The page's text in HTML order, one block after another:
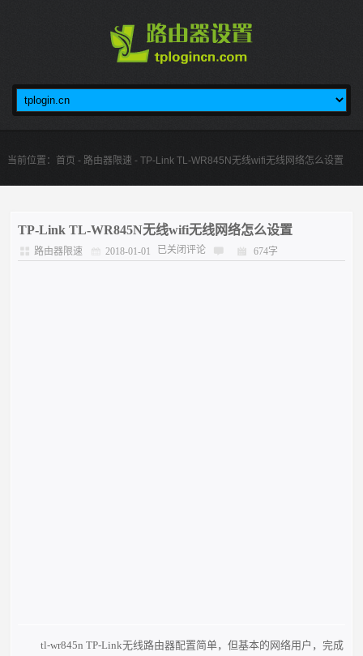
当前位置： 首页 - 路由器限速 - TP-Link TL-WR845N无线wifi无线网络怎么设置
TP-Link TL-WR845N无线wifi无线网络怎么设置
路由器限速 2018-01-01 已关闭评论 674字
tl-wr845n TP-Link无线路由器配置简单，但基本的网络用户，完成